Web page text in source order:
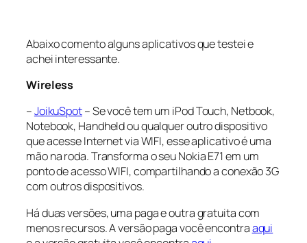
Abaixo comento alguns aplicativos que testei e
achei interessante.
Wireless
–JoikuSpot– Se você tem um iPod Touch, Netbook,
Notebook, Handheld ou qualquer outro dispositivo
que acesse Internet via WIFI, esse aplicativo é uma
mão na roda. Transforma o seu Nokia E71 em um
ponto de acesso WIFI, compartilhando a conexão 3G
com outros dispositivos.
Há duas versões, uma paga e outra gratuita com
menos recursos. A versão paga você encontraaqui